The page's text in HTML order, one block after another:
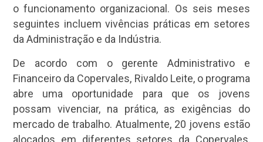
o funcionamento organizacional. Os seis meses
seguintes incluem vivências práticas em setores
da Administração e da Indústria.
De acordo com o gerente Administrativo e
Financeiro da Copervales, Rivaldo Leite, o programa
abre uma oportunidade para que os jovens
possam vivenciar, na prática, as exigências do
mercado de trabalho. Atualmente, 20 jovens estão
alocados em diferentes setores da Copervales,